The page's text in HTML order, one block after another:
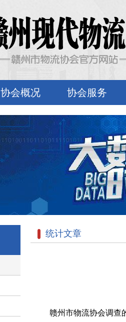
协会概况 协会服务
统计文章
赣州市物流协会调查